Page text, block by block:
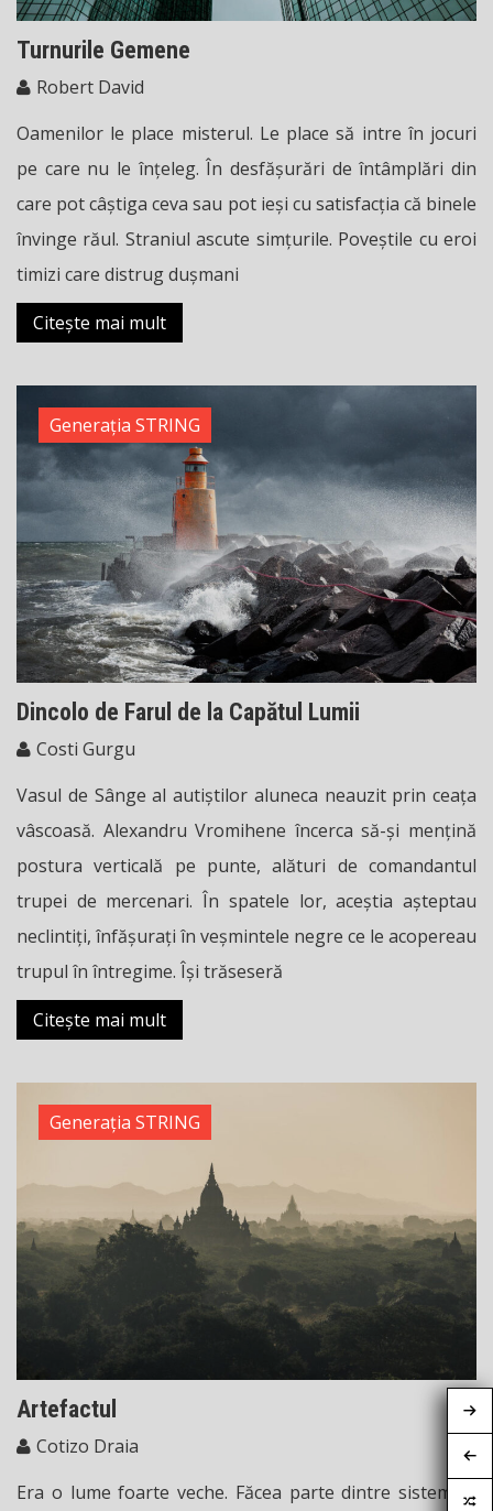
Turnurile Gemene
Robert David
Oamenilor le place misterul. Le place să intre în jocuri
pe care nu le înțeleg. În desfășurări de întâmplări din
care pot câștiga ceva sau pot ieși cu satisfacția că binele
învinge răul. Straniul ascute simțurile. Poveștile cu eroi
timizi care distrug dușmani
Citește mai mult
Generația STRING
Dincolo de Farul de la Capătul Lumii
Costi Gurgu
Vasul de Sânge al autiștilor aluneca neauzit prin ceața
vâscoasă. Alexandru Vromihene încerca să-și mențină
postura verticală pe punte, alături de comandantul
trupei de mercenari. În spatele lor, aceștia așteptau
neclintiți, înfășurați în veșmintele negre ce le acopereau
trupul în întregime. Își trăseseră
Citește mai mult
Generația STRING
Artefactul
Cotizo Draia
Era o lume foarte veche. Făcea parte dintre sistemele